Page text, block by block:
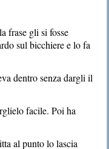
frase gli si fosse
sul bicchiere e lo fa
dentro senza dargli il
facile. Poi ha
al punto lo lascia